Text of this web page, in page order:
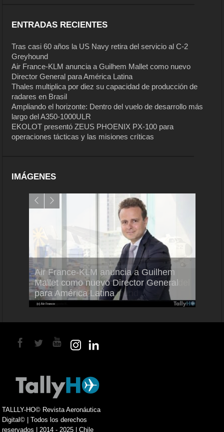
ENTRADAS RECIENTES
Tras casi 60 años la US Navy retira del servicio al C-2
Greyhound
Air France-KLM anuncia a Guilhem Mallet como nuevo
Director General para América Latina
Thales multiplica por diez su capacidad de producción de
radares en Brasil
Ampliando el horizonte: Dentro del vuelo de desarrollo más
largo del A350-1000ULR
EKOLOT presentó ZEUS PHOENIX PX-100 para
operaciones tácticas y las misiones críticas
IMÁGENES
Air France-KLM anuncia a Guilhem
Mallet como nuevo Director General
para América Latina
TALLLY-HO© Revista Aeronáutica
Digital© | Todos los derechos
reservados | 2014 - 2025 | Chile